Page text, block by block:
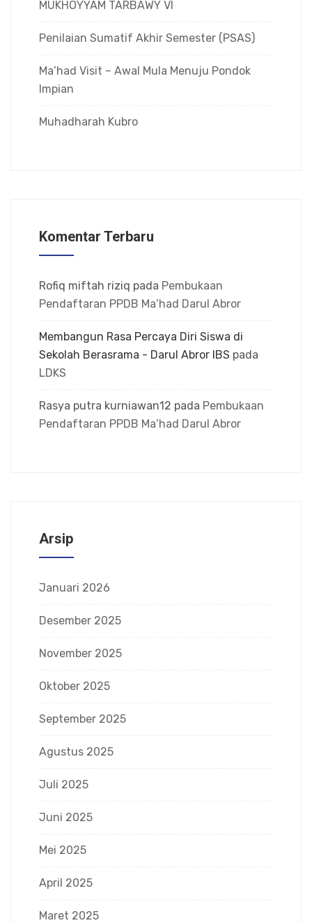
MUKHOYYAM TARBAWY VI
Penilaian Sumatif Akhir Semester (PSAS)
Ma’had Visit – Awal Mula Menuju Pondok
Impian
Muhadharah Kubro
Komentar Terbaru
Rofiq miftah riziq pada Pembukaan
Pendaftaran PPDB Ma’had Darul Abror
Membangun Rasa Percaya Diri Siswa di
Sekolah Berasrama - Darul Abror IBS pada
LDKS
Rasya putra kurniawan12 pada Pembukaan
Pendaftaran PPDB Ma’had Darul Abror
Arsip
Januari 2026
Desember 2025
November 2025
Oktober 2025
September 2025
Agustus 2025
Juli 2025
Juni 2025
Mei 2025
April 2025
Maret 2025